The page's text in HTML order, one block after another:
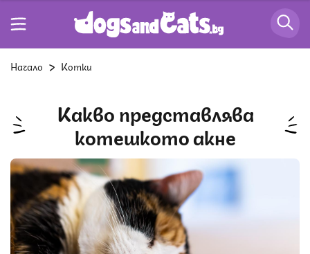
Начало Котки
Какво представлява
котешкото акне